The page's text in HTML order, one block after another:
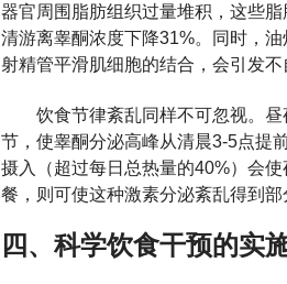
器官周围脂肪组织过量堆积，这些
清游离睾酮浓度下降31%。同时，
射精管平滑肌细胞的结合，会引发不
饮食节律紊乱同样不可忽视。
节，使睾酮分泌高峰从清晨3-5点提
摄入（超过每日总热量的40%）会
餐，则可使这种激素分泌紊乱得到部
四、科学饮食干预的实